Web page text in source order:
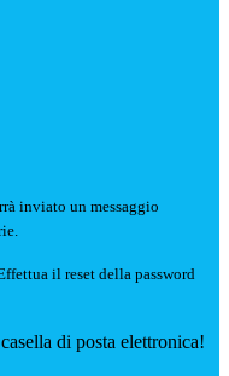
inviato un messaggio
il reset della password
di posta elettronica!